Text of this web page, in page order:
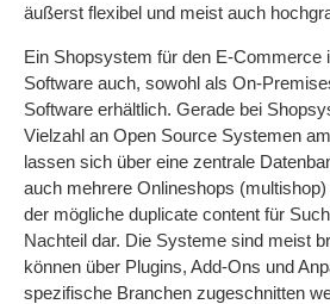
äußerst flexibel und meist auch
Ein Shopsystem für den E-Commerce
Software auch, sowohl als On-
Software erhältlich. Gerade bei
Vielzahl an Open Source Systemen
lassen sich über eine zentrale
auch mehrere Onlineshops
der mögliche duplicate content für
Nachteil dar. Die Systeme sind meist
können über Plugins, Add-Ons und
spezifische Branchen zugeschnitten